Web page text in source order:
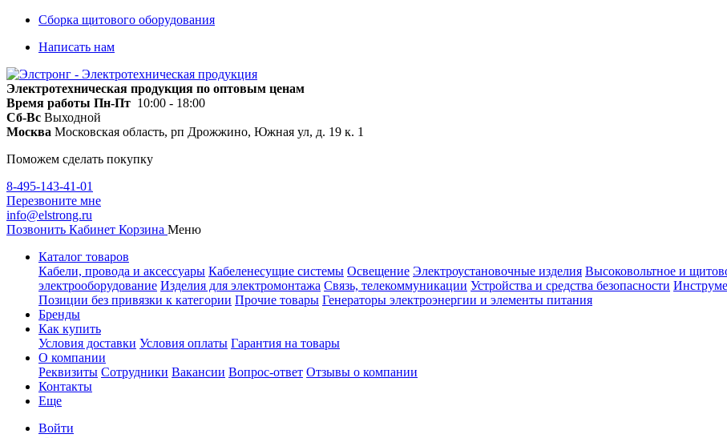
Сборка щитового оборудования
Написать нам
Электротехническая продукция по оптовым ценам
Время работы Пн-Пт 10:00 - 18:00
Сб-Вс Выходной
Москва Московская область, рп Дрожжино, Южная ул, д. 19 к. 1
Поможем сделать покупку
8-495-143-41-01
Перезвоните мне
info@elstrong.ru
Позвонить Кабинет Корзина Меню
Каталог товаров
Кабели, провода и аксессуары Кабеленесущие системы Освещение Электроустановочные изделия Высоковольтное и
электрооборудование Изделия для электромонтажа Связь, телекоммуникации Устройства и средства безопасности
Позиции без привязки к категории Прочие товары Генераторы электроэнергии и элементы питания
Бренды
Как купить
Условия доставки Условия оплаты Гарантия на товары
О компании
Реквизиты Сотрудники Вакансии Вопрос-ответ Отзывы о компании
Контакты
Еще
Войти